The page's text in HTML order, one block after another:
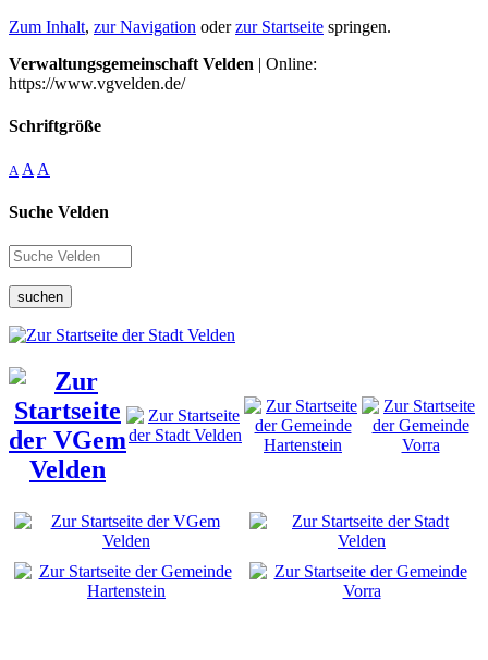
Zum Inhalt, zur Navigation oderzur Startseite springen.
Verwaltungsgemeinschaft Velden | Online:
https://www.vgvelden.de/
Schriftgröße
A A A
Suche Velden
suchen